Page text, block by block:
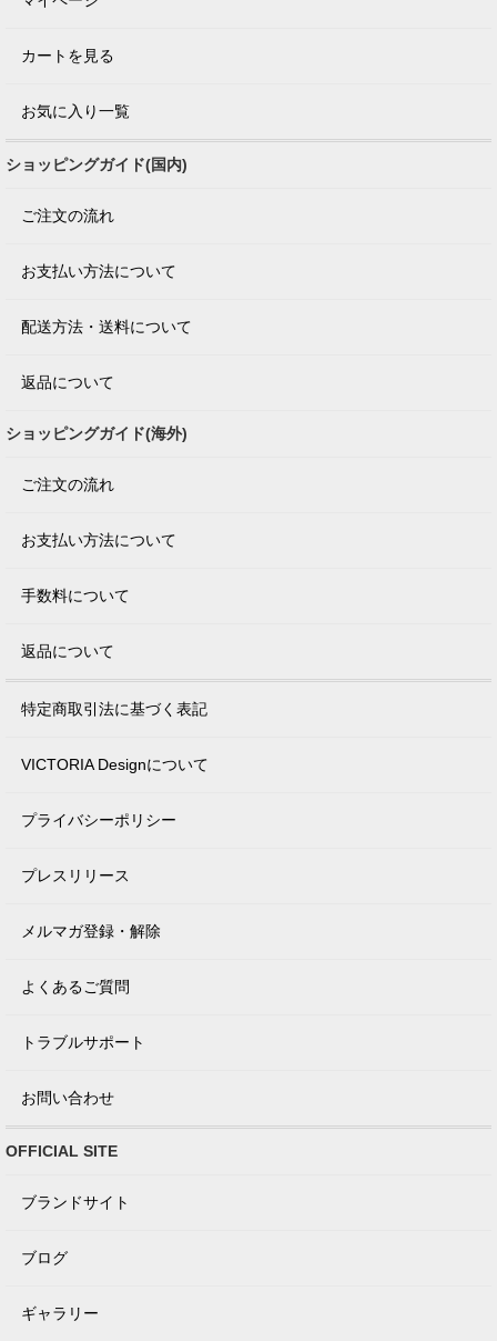
カートを見る
お気に入り一覧
ショッピングガイド(国内)
ご注文の流れ
お支払い方法について
配送方法・送料について
返品について
ショッピングガイド(海外)
ご注文の流れ
お支払い方法について
手数料について
返品について
特定商取引法に基づく表記
VICTORIA Designについて
プライバシーポリシー
プレスリリース
メルマガ登録・解除
よくあるご質問
トラブルサポート
お問い合わせ
OFFICIAL SITE
ブランドサイト
ブログ
ギャラリー